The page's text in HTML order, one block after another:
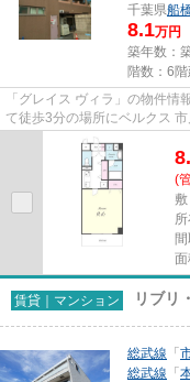
千葉県船
8.1万円
築年数：
階数：6階
「グレイス ヴィラ」の物件
て徒歩3分の場所にベルクス
(
面
賃貸｜マンション リブリ
総武線 「
総武線 「